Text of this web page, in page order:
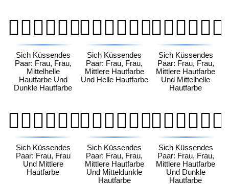
👩🏼‍❤️‍💋‍👩🏿
Sich Küssendes
Paar: Frau, Frau,
Mittelhelle
Hautfarbe Und
Dunkle Hautfarbe
👩🏽‍❤️‍💋‍👩🏻
Sich Küssendes
Paar: Frau, Frau,
Mittlere Hautfarbe
Und Helle Hautfarbe
👩🏽‍❤️‍💋‍👩🏼
Sich Küssendes
Paar: Frau, Frau,
Mittlere Hautfarbe
Und Mittelhelle
Hautfarbe
👩🏽‍❤️‍💋‍👩🏽
Sich Küssendes
Paar: Frau, Frau
Und Mittlere
Hautfarbe
👩🏽‍❤️‍💋‍👩🏾
Sich Küssendes
Paar: Frau, Frau,
Mittlere Hautfarbe
Und Mitteldunkle
Hautfarbe
👩🏽‍❤️‍💋‍👩🏿
Sich Küssendes
Paar: Frau, Frau,
Mittlere Hautfarbe
Und Dunkle
Hautfarbe